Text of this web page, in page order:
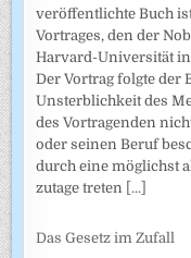
veröffentlichte Buch
Vortrages, den der
Harvard-Universität in
Der Vortrag folgte der
Unsterblichkeit des
des Vortragenden
oder seinen Beruf
durch eine möglichst
zutage treten [...]
Das Gesetz im Zufall